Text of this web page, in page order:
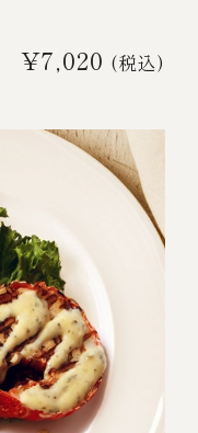
¥7,020 (税込)